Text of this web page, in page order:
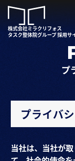
株式会社ミラクリフォス
タスク整体院グループ 採用サ
プ
プライバ
当社は、当社が